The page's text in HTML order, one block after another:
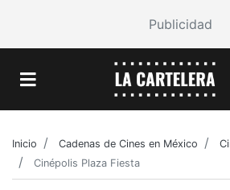
Publicidad
Inicio Cadenas de Cines en México
Cinépolis Plaza Fiesta